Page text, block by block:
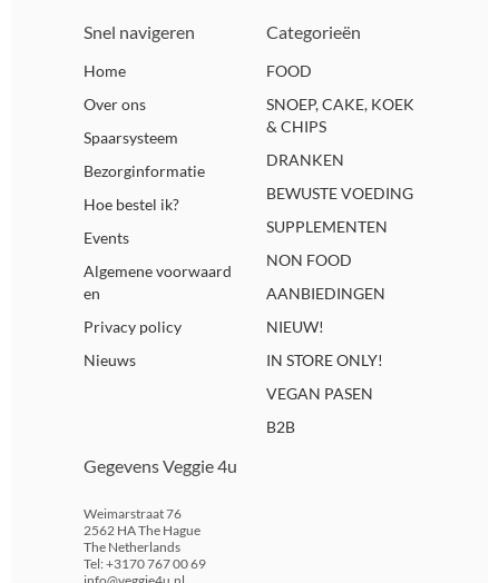
Snel navigeren
Home
Over ons
Spaarsysteem
Bezorginformatie
Hoe bestel ik?
Events
Algemene voorwaard
en
Privacy policy
Nieuws
Categorieën
FOOD
SNOEP, CAKE, KOEK
& CHIPS
DRANKEN
BEWUSTE VOEDING
SUPPLEMENTEN
NON FOOD
AANBIEDINGEN
NIEUW!
IN STORE ONLY!
VEGAN PASEN
B2B
Gegevens Veggie 4u
Weimarstraat 76
2562 HA The Hague
The Netherlands
Tel: +3170 767 00 69